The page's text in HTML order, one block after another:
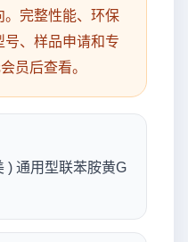
。完整性能、环保
、样品申请和专
员后查看。
) 通用型联苯胺黄G